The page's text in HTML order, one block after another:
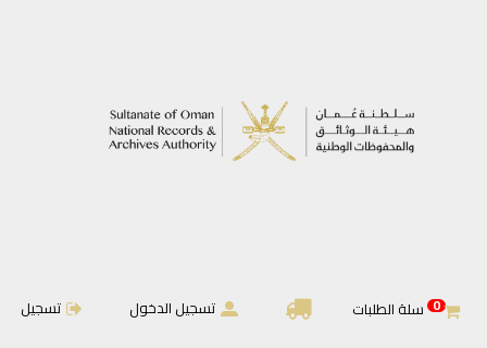
0 سلة الطلبات تسجيل الدخول تسجيل